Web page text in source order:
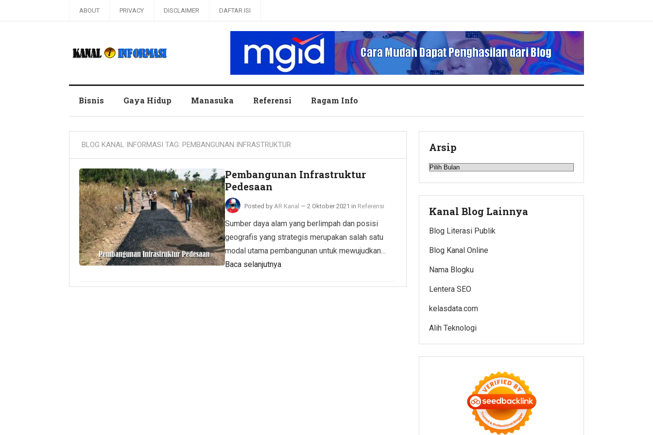
ABOUT PRIVACY DISCLAIMER DAFTAR ISI
Bisnis Gaya Hidup Manasuka Referensi Ragam Info
BLOG KANAL INFORMASI TAG: PEMBANGUNAN INFRASTRUKTUR
Pembangunan Infrastruktur
Pedesaan
Posted by AR Kanal — 2 Oktober 2021 in Referensi
Sumber daya alam yang berlimpah dan posisi
geografis yang strategis merupakan salah satu
modal utama pembangunan untuk mewujudkan…
Baca selanjutnya
Arsip
Arsip
Kanal Blog Lainnya
Blog Literasi Publik
Blog Kanal Online
Nama Blogku
Lentera SEO
kelasdata.com
Alih Teknologi